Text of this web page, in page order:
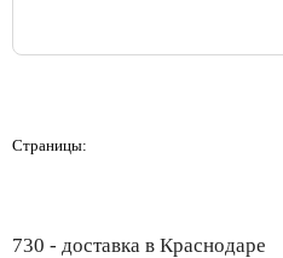
Страницы:
730 - доставка в Краснодаре